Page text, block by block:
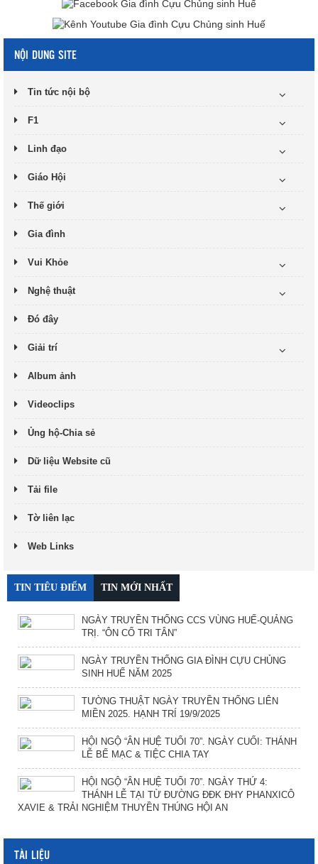
NỘI DUNG SITE
Tin tức nội bộ
F1
Linh đạo
Giáo Hội
Thế giới
Gia đình
Vui Khỏe
Nghệ thuật
Đó đây
Giải trí
Album ảnh
Videoclips
Ủng hộ-Chia sẻ
Dữ liệu Website cũ
Tải file
Tờ liên lạc
Web Links
TIN TIÊU ĐIỂM TIN MỚI NHẤT
NGÀY TRUYỀN THỐNG CCS VÙNG HUẾ-QUẢNG
TRỊ. “ÔN CỐ TRI TÂN”
NGÀY TRUYỀN THỐNG GIA ĐÌNH CỰU CHỦNG
SINH HUẾ NĂM 2025
TƯỜNG THUẬT NGÀY TRUYỀN THỐNG LIÊN
MIỀN 2025. HẠNH TRÍ 19/9/2025
HỘI NGỘ “ÂN HUỆ TUỔI 70”. NGÀY CUỐI: THÁNH
LỄ BẾ MẠC & TIỆC CHIA TAY
HỘI NGỘ “ÂN HUỆ TUỔI 70”. NGÀY THỨ 4:
THÁNH LỄ TẠI TỪ ĐƯỜNG ĐĐK ĐHY PHANXICÔ
XAVIE & TRẢI NGHIỆM THUYỀN THÚNG HỘI AN
TÀI LIỆU